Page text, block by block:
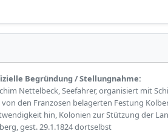
Begründung / Stellungnahme:
Nettelbeck, Seefahrer, organisiert mit
den Franzosen belagerten Festung
hin, Kolonien zur Stützung der
gest. 29.1.1824 dortselbst